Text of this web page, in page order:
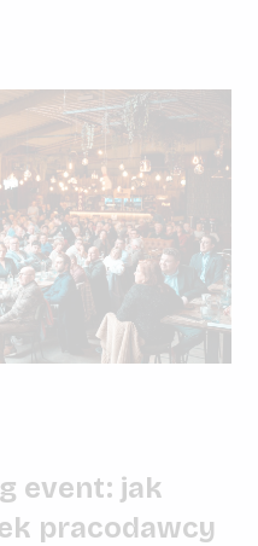
event: jak
pracodawcy